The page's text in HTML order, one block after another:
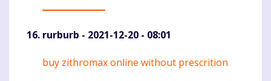
rurburb - 2021-12-20 - 08:01
Komentaras
buy zithromax online without prescrition